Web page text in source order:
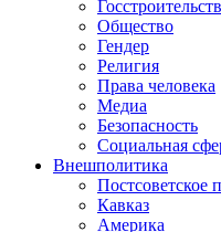
Общество
Гендер
Религия
Права человека
Медиа
Безопасность
Социальная
Внешполитика
Постсоветское
Кавказ
Америка